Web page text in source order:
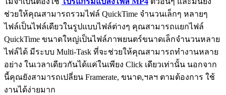
ช่วยให้คุณสามารถรวมไฟล์ QuickTime จำนวนเล็กๆ หลายๆ
ไฟล์เป็นไฟล์เดียวในรูปแบบไฟล์ต่างๆ คุณสามารถแยกไฟล์
QuickTime ขนาดใหญ่เป็นไฟล์ภาพยนตร์ขนาดเล็กจำนวนหลาย
ไฟล์ได้ มีระบบ Multi-Task ที่จะช่วยให้คุณสามารถทำงานหลาย
อย่าง ในเวลาเดียวกันได้แค่ในเพียง Click เดียวเท่านั้น นอกจาก
นี้คุณยังสามารถเปลี่ยน Framerate, ขนาด,ฯลฯ ตามต้องการ ใช้
งานได้ง่ายมาก